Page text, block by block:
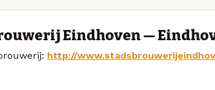
Eindhoven —
http://